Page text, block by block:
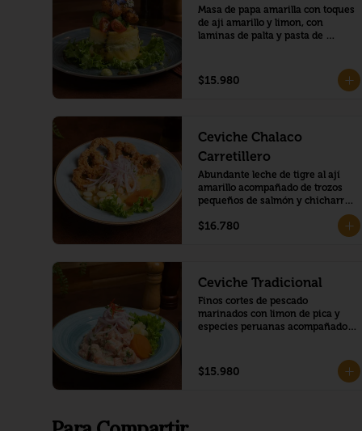
Masa de papa amarilla con toques
de aji amarillo y limon, con
laminas de palta y pasta de
crocante, bañado en salsa de
maracuya con chía
$15.980
Ceviche Chalaco
Carretillero
Abundante leche de tigre al ají
amarillo acompañado de trozos
pequeños de salmón y chicharrón
$16.780
Ceviche Tradicional
Finos cortes de pescado
marinados con limon de pica y
especies peruanas acompañado
$15.980